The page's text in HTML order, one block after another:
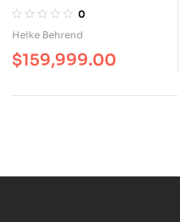
Mono Una
Autobiografía De La
Antropológica
0
Heike Behrend
$159,999.00